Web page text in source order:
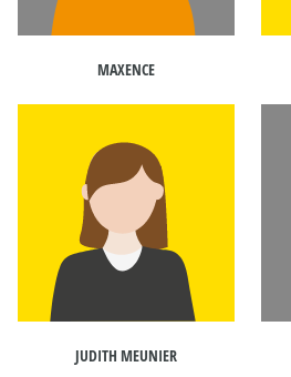
MAXENCE
JUDITH MEUNIER